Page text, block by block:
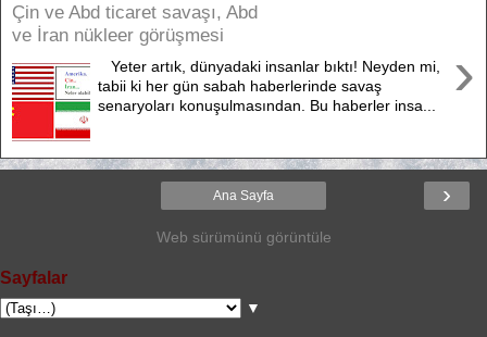
Çin ve Abd ticaret savaşı, Abd
ve İran nükleer görüşmesi
›
Yeter artık, dünyadaki insanlar bıktı! Neyden mi,
tabii ki her gün sabah haberlerinde savaş
senaryoları konuşulmasından. Bu haberler insa...
›
Ana Sayfa
Web sürümünü görüntüle
Sayfalar
▼